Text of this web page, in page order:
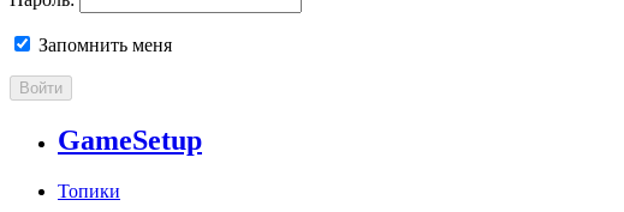
Запомнить меня
Войти
GameSetup
Топики